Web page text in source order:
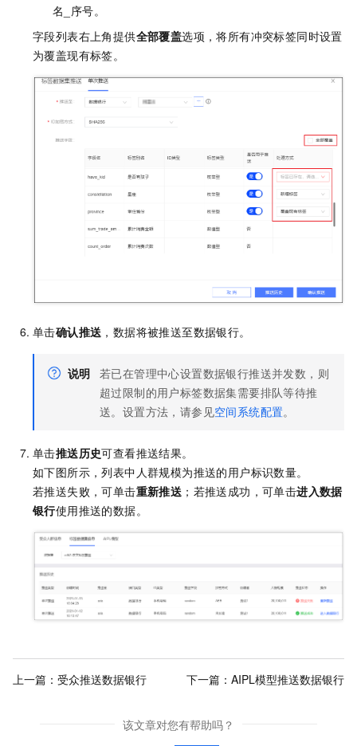
名_序号。
字段列表右上角提供全部覆盖选项，将所有冲突标签同时设置
为覆盖现有标签。
单击确认推送 ，数据将被推送至数据银行。
说明 若已在管理中心设置数据银行推送并发数，则
超过限制的用户标签数据集需要排队等待推
送。设置方法，请参见空间系统配置。
单击推送历史可查看推送结果。
如下图所示，列表中人群规模为推送的用户标识数量。
若推送失败，可单击重新推送 ；若推送成功，可单击进入数据
银行使用推送的数据。
上一篇： 受众推送数据银行 下一篇： AIPL模型推送数据银行
该文章对您有帮助吗？